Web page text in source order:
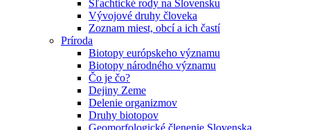
Šľachtické rody na Slovensku
Vývojové druhy človeka
Zoznam miest, obcí a ich častí
Príroda
Biotopy európskeho významu
Biotopy národného významu
Čo je čo?
Dejiny Zeme
Delenie organizmov
Druhy biotopov
Geomorfologické členenie Slovenska